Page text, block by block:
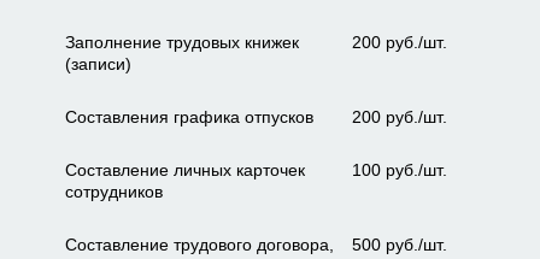
Заполнение трудовых книжек
(записи)
200 руб./шт.
Составления графика отпусков 200 руб./шт.
Составление личных карточек
сотрудников
100 руб./шт.
Составление трудового договора,
500 руб./шт.